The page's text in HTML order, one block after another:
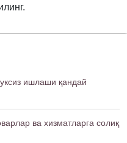
ишлаши қандай
ва хизматларга солиқ